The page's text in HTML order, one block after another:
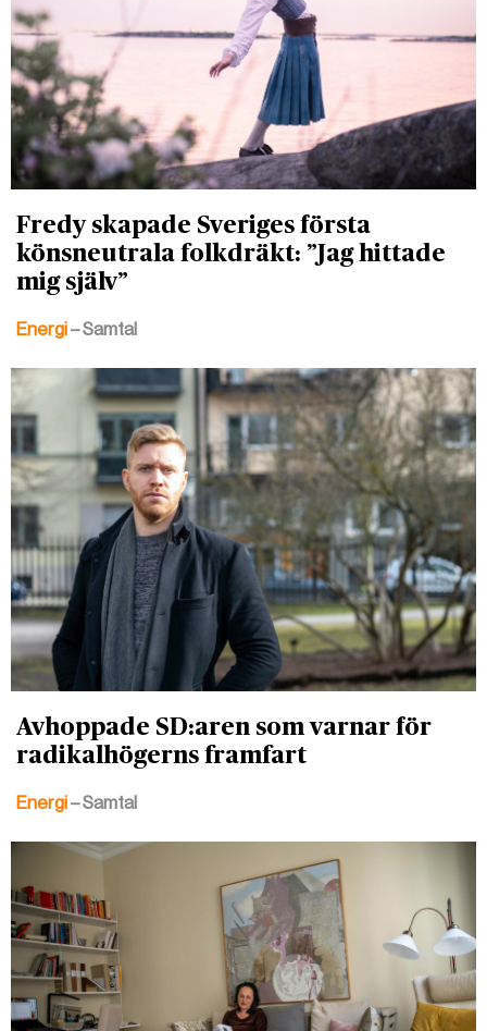
Fredy skapade Sveriges första
könsneutrala folkdräkt: ”Jag hittade
mig själv”
Energi– Samtal
Avhoppade SD:aren som varnar för
radikalhögerns framfart
Energi– Samtal